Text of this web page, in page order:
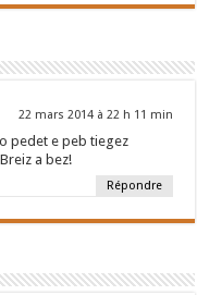
22 mars 2014 à 22 h 11 min
pedet e peb tiegez
a bez!
Répondre